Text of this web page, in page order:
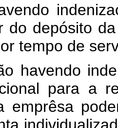
do depósito
tempo de
para a
emprêsa